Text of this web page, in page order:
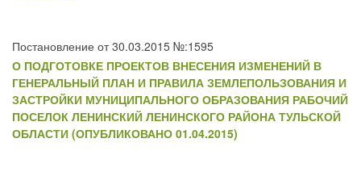
Постановление от 30.03.2015 №:1595
О ПОДГОТОВКЕ ПРОЕКТОВ ВНЕСЕНИЯ ИЗМЕНЕНИЙ В
ГЕНЕРАЛЬНЫЙ ПЛАН И ПРАВИЛА ЗЕМЛЕПОЛЬЗОВАНИЯ И
ЗАСТРОЙКИ МУНИЦИПАЛЬНОГО ОБРАЗОВАНИЯ РАБОЧИЙ
ПОСЕЛОК ЛЕНИНСКИЙ ЛЕНИНСКОГО РАЙОНА ТУЛЬСКОЙ
ОБЛАСТИ (ОПУБЛИКОВАНО 01.04.2015)